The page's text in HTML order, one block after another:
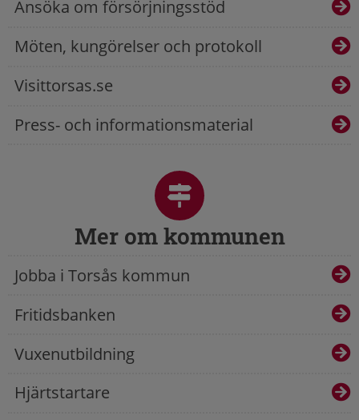
Ansöka om försörjningsstöd
Möten, kungörelser och protokoll
Visittorsas.se
Press- och informationsmaterial
Mer om kommunen
Jobba i Torsås kommun
Fritidsbanken
Vuxenutbildning
Hjärtstartare